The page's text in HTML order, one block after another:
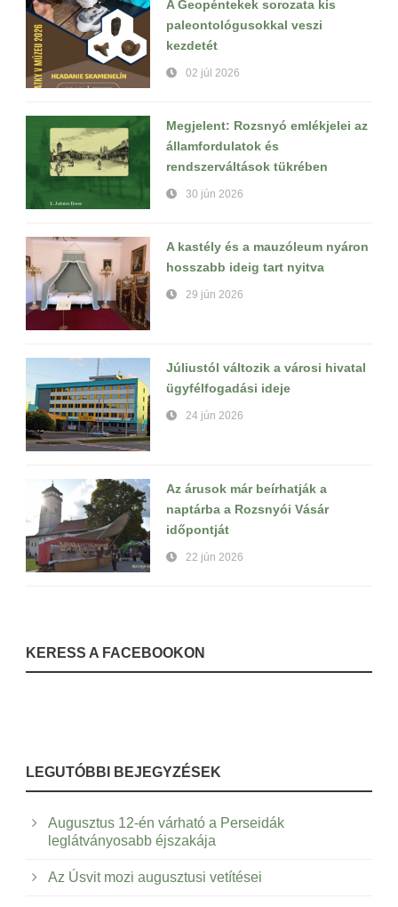
A Geopéntekek sorozata kis
paleontológusokkal veszi
kezdetét
02 júl 2026
Megjelent: Rozsnyó emlékjelei az
államfordulatok és
rendszerváltások tükrében
30 jún 2026
A kastély és a mauzóleum nyáron
hosszabb ideig tart nyitva
29 jún 2026
Júliustól változik a városi hivatal
ügyfélfogadási ideje
24 jún 2026
Az árusok már beírhatják a
naptárba a Rozsnyói Vásár
időpontját
22 jún 2026
KERESS A FACEBOOKON
LEGUTÓBBI BEJEGYZÉSEK
Augusztus 12-én várható a Perseidák
leglátványosabb éjszakája
Az Úsvit mozi augusztusi vetítései